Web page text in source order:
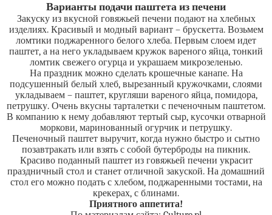
Варианты подачи паштета из печени
Закуску из вкусной говяжьей печени подают на хлебных
изделиях. Красивый и модный вариант – брускетта. Возьмем
ломтики поджаренного белого хлеба. Первым слоем идет
паштет, а на него укладываем кружок вареного яйца, тонкий
ломтик свежего огурца и украшаем микрозеленью.
На праздник можно сделать крошечные канапе. На
подсушенный белый хлеб, вырезанный кружочками, слоями
укладываем – паштет, кругляши вареного яйца, помидора,
петрушку. Очень вкусны тарталетки с печеночным паштетом.
В компанию к нему добавляют тертый сыр, кусочки отварной
моркови, маринованный огурчик и петрушку.
Печеночный паштет выручит, когда нужно быстро и сытно
позавтракать или взять с собой бутерброды на пикник.
Красиво поданный паштет из говяжьей печени украсит
праздничный стол и станет отличной закуской. На домашний
стол его можно подать с хлебом, поджаренными тостами, на
крекерах, с блинами.
Приятного аппетита!